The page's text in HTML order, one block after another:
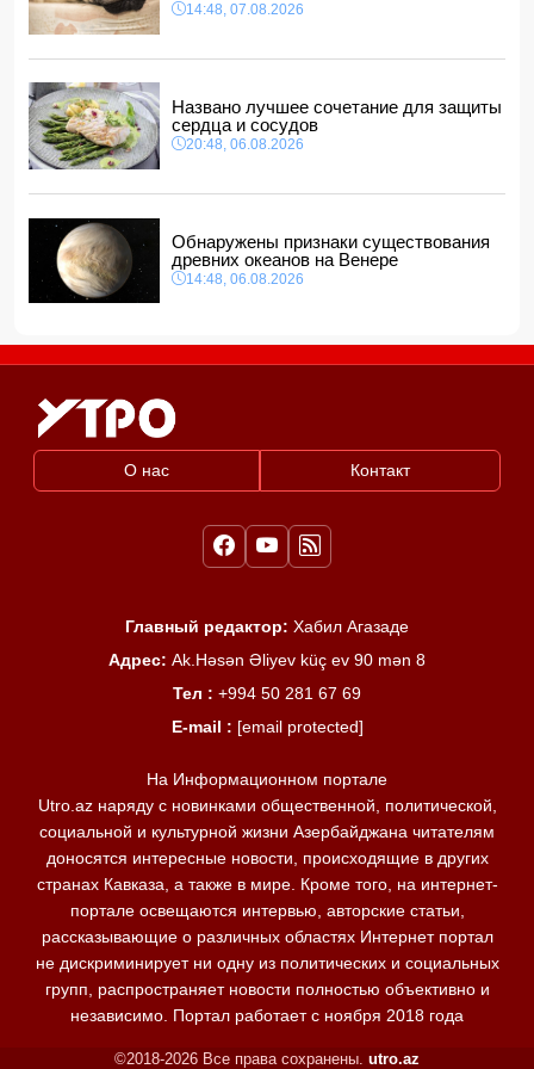
14:48, 07.08.2026
Названо лучшее сочетание для защиты
сердца и сосудов
20:48, 06.08.2026
Обнаружены признаки существования
древних океанов на Венере
14:48, 06.08.2026
О нас Контакт
Главный редактор: Хабил Агазаде
Адрес: Ak.Həsən Əliyev küç ev 90 mən 8
Тел : +994 50 281 67 69
E-mail : [email protected]
На Информационном портале
Utro.az наряду с новинками общественной, политической,
социальной и культурной жизни Азербайджана читателям
доносятся интересные новости, происходящие в других
странах Кавказа, а также в мире. Кроме того, на интернет-
портале освещаются интервью, авторские статьи,
рассказывающие о различных областях Интернет портал
не дискриминирует ни одну из политических и социальных
групп, распространяет новости полностью объективно и
независимо. Портал работает с ноября 2018 года
©2018-2026 Все права сохранены. utro.az